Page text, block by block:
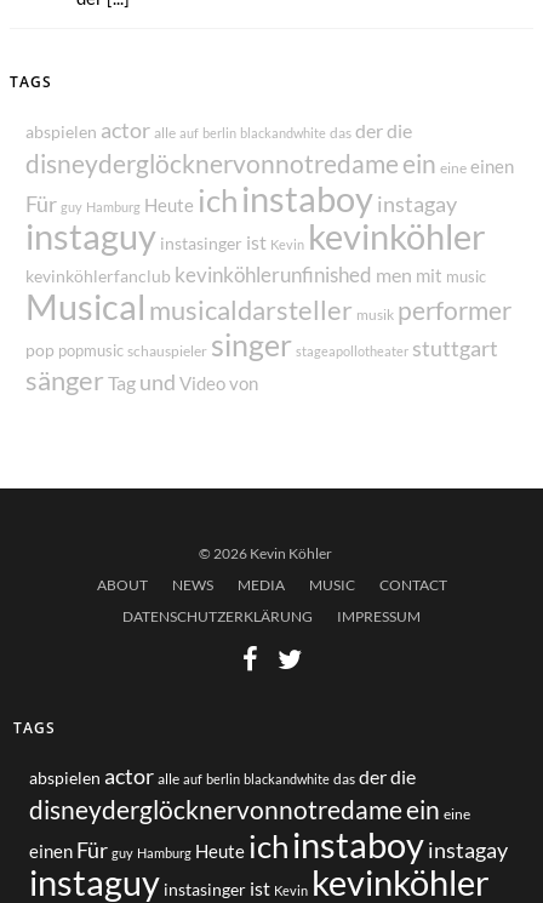
TAGS
abspielen actor alle auf berlin blackandwhite das derdie
disneyderglöcknervonnotredame ein eine einen
Für guy Hamburg Heute ichinstaboy instagay
instaguy instasinger ist Kevin kevinköhler
kevinköhlerfanclub kevinköhlerunfinished men mit music
Musical musicaldarsteller musik performer
pop popmusic schauspieler singer stageapollotheater stuttgart
sänger Tag und Video von
© 2026 Kevin Köhler
ABOUT
NEWS MEDIA MUSIC
CONTACT
DATENSCHUTZERKLÄRUNG
IMPRESSUM
TAGS
abspielen actor alle auf berlin blackandwhite das derdie
disneyderglöcknervonnotredameein eine
einen Für guy Hamburg Heute ichinstaboy instagay
instaguy instasinger ist Kevin kevinköhler